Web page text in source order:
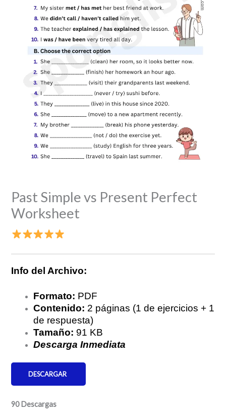
Past Simple vs Present Perfect
Worksheet
Info del Archivo:
Formato: PDF
Contenido: 2 páginas (1 de ejercicios + 1
de respuesta)
Tamaño: 91 KB
Descarga Inmediata
DESCARGAR
90Descargas